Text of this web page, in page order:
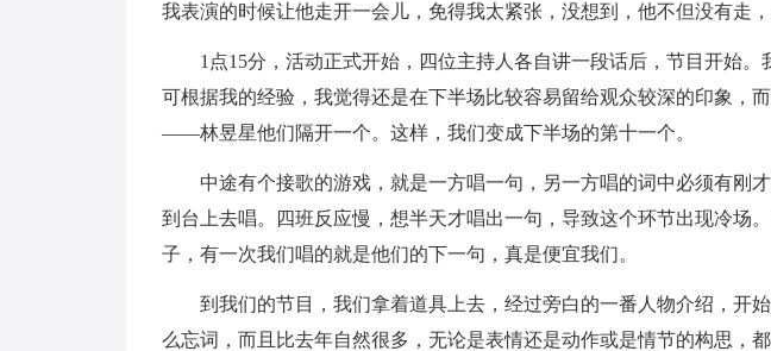
我表演的时候让他走开一会儿，免得我太紧张，没想到，他不但没有走
1点15分，活动正式开始，四位主持人各自讲一段话后，节目开始。
可根据我的经验，我觉得还是在下半场比较容易留给观众较深的印象，
——林昱星他们隔开一个。这样，我们变成下半场的第十一个。
中途有个接歌的游戏，就是一方唱一句，另一方唱的词中必须有刚
到台上去唱。四班反应慢，想半天才唱出一句，导致这个环节出现冷场
子，有一次我们唱的就是他们的下一句，真是便宜我们。
到我们的节目，我们拿着道具上去，经过旁白的一番人物介绍，开
么忘词，而且比去年自然很多，无论是表情还是动作或是情节的构思，